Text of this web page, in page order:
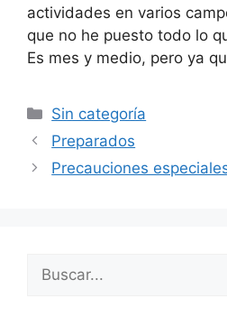
actividades en varios
que no he puesto todo lo
Es mes y medio, pero ya
Categorías
Sin categoría
Preparados
Precauciones
Buscar: